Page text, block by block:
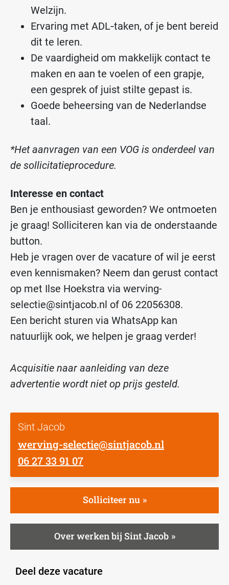
Welzijn.
Ervaring met ADL‑taken, of je bent bereid
dit te leren.
De vaardigheid om makkelijk contact te
maken en aan te voelen of een grapje,
een gesprek of juist stilte gepast is.
Goede beheersing van de Nederlandse
taal.
*Het aanvragen van een VOG is onderdeel van
de sollicitatieprocedure.
Interesse en contact
Ben je enthousiast geworden? We ontmoeten
je graag! Solliciteren kan via de onderstaande
button.
Heb je vragen over de vacature of wil je eerst
even kennismaken? Neem dan gerust contact
op met Ilse Hoekstra via werving-
selectie@sintjacob.nl of 06 22056308.
Een bericht sturen via WhatsApp kan
natuurlijk ook, we helpen je graag verder!
Acquisitie naar aanleiding van deze
advertentie wordt niet op prijs gesteld.
Sint Jacob
werving-selectie@sintjacob.nl
06 27 33 91 07
Solliciteer nu
Over werken bij Sint Jacob
Deel deze vacature